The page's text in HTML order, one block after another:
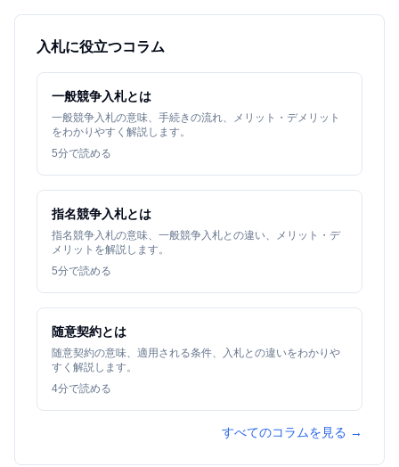
入札に役立つコラム
一般競争入札とは
一般競争入札の意味、手続きの流れ、メリット・デメリット
をわかりやすく解説します。
5分で読める
指名競争入札とは
指名競争入札の意味、一般競争入札との違い、メリット・デ
メリットを解説します。
5分で読める
随意契約とは
随意契約の意味、適用される条件、入札との違いをわかりや
すく解説します。
4分で読める
すべてのコラムを見る →